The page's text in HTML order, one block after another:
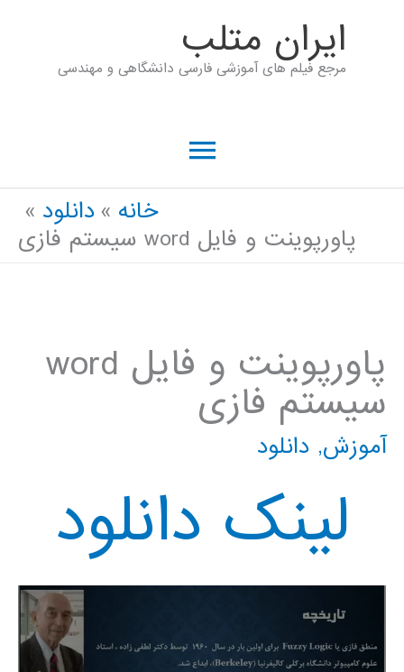
ايران متلب
مرجع فیلم های آموزشی فارسی دانشگاهی و مهندسی
فهرست
اصلیخانه
دانلود
پاورپوینت و فایل word سیستم فازی
پاورپوینت و فایل word
سیستم فازی
آموزش, دانلود
لینک دانلود